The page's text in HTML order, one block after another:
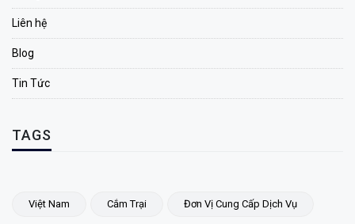
Liên hệ
Blog
Tin Tức
TAGS
Việt Nam Cắm Trại Đơn Vị Cung Cấp Dịch Vụ